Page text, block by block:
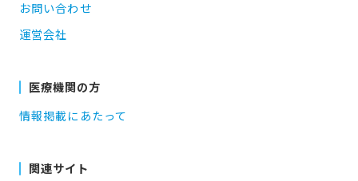
お問い合わせ
運営会社
医療機関の方
情報掲載にあたって
関連サイト